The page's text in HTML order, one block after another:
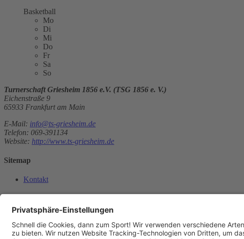
Basketball
Mo
Di
Mi
Do
Fr
Sa
So
Turnerschaft Griesheim 1856 e.V. (TSG 1856 e. V.)
Eichenstraße 9
65933 Frankfurt am Main
E-Mail: info@ts-griesheim.de
Telefon: 069-391134
Website: http://www.ts-griesheim.de
Sitemap
Kontakt
aufnehmen